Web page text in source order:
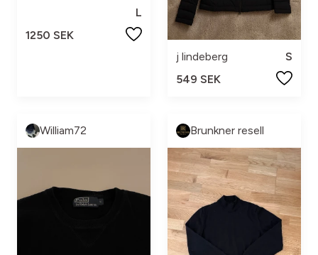
L
1250 SEK
j lindeberg
S
549 SEK
William72 Brunkner resell